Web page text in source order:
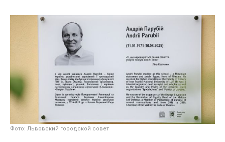
Фото: Львовский городской совет